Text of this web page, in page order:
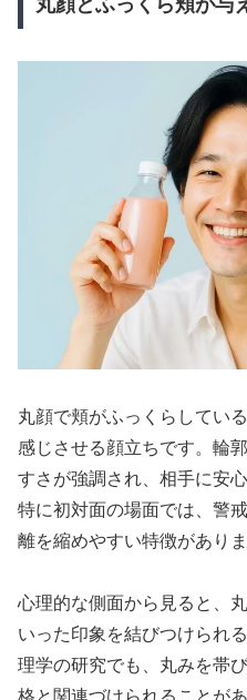
丸顔とふっくら頬が与
丸顔で頬がふっくらしてい
感じさせる顔立ちです。輪
すさが強調され、相手に安
特に初対面の場面では、警
離を縮めやすい特徴がありま
心理的な側面から見ると、
いった印象を結びつけられ
理学の研究でも、丸みを帯